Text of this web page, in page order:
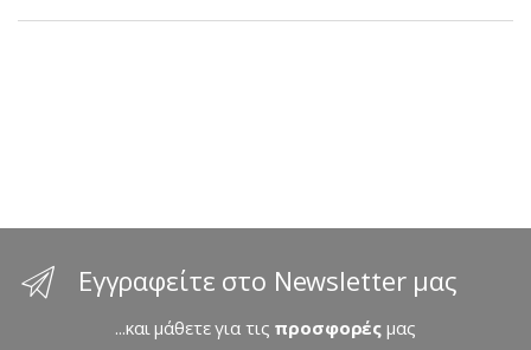
C
Εγγραφείτε στο Newsletter μας
...και μάθετε για τις προσφορές μας